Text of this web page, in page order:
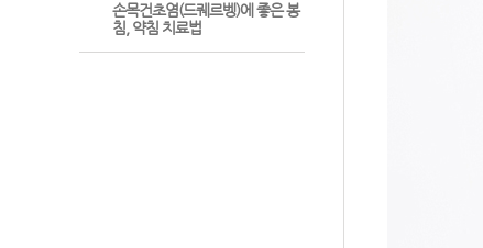
손목건초염(드퀘르벵)에 좋은 봉
침, 약침 치료법